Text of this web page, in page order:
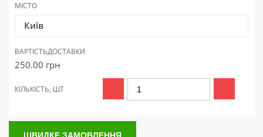
МІСТО
Київ
ВАРТІСТЬДОСТАВКИ
250.00 грн
КІЛЬКІСТЬ, ШТ